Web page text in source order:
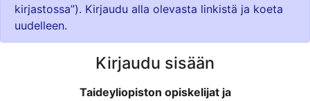
kirjastossa”). Kirjaudu alla olevasta linkistä ja koeta
uudelleen.
Kirjaudu sisään
Taideyliopiston opiskelijat ja